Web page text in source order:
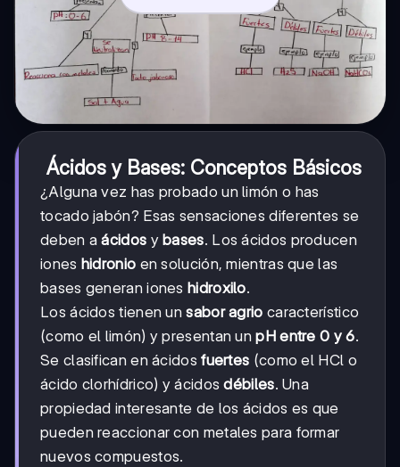
Ácidos y Bases: Conceptos Básicos
¿Alguna vez has probado un limón o has
tocado jabón? Esas sensaciones diferentes se
deben aácidos y bases. Los ácidos producen
iones hidronio en solución, mientras que las
bases generan iones hidroxilo.
Los ácidos tienen unsabor agrio característico
(como el limón) y presentan unpH entre 0 y 6.
Se clasifican en ácidosfuertes (como el HCl o
ácido clorhídrico) y ácidosdébiles. Una
propiedad interesante de los ácidos es que
pueden reaccionar con metales para formar
nuevos compuestos.